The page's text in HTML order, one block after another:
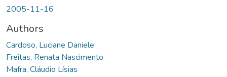
2005-11-16
Authors
Cardoso, Luciane Daniele
Freitas, Renata Nascimento
Mafra, Cláudio Lísias